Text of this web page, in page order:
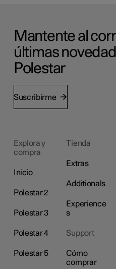
Mantente al
últimas
Polestar
Suscribirme
Explora y
compra
Inicio
Polestar 2
Polestar 3
Polestar 4
Polestar 5
Tienda
Extras
Additionals
Experience
s
Support
Cómo
comprar